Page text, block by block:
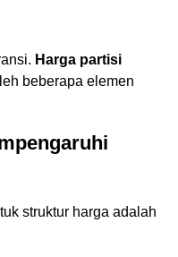
Harga partisi
beberapa elemen
struktur harga adalah